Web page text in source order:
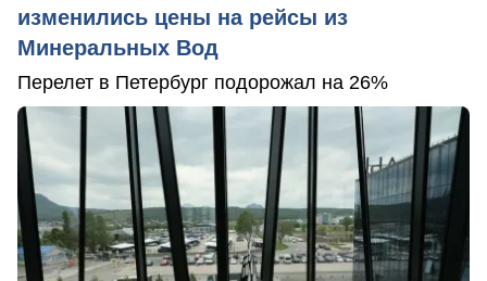
изменились цены на рейсы из
Минеральных Вод
Перелет в Петербург подорожал на 26%